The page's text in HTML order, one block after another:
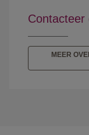
Contacteer
MEER